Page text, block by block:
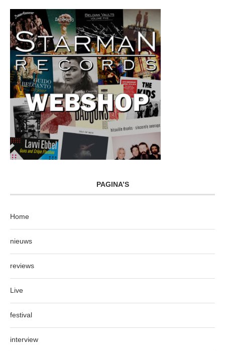
PAGINA’S
Home
nieuws
reviews
Live
festival
interview